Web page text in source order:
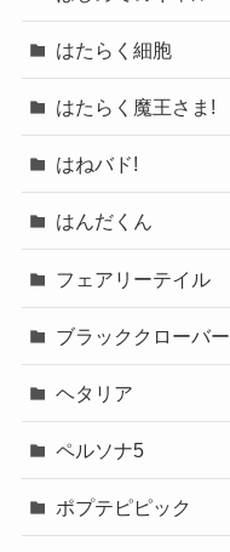
はたらく細胞
はたらく魔王さま!
はねバド!
はんだくん
フェアリーテイル
ブラッククローバー
ヘタリア
ペルソナ5
ポプテピピック